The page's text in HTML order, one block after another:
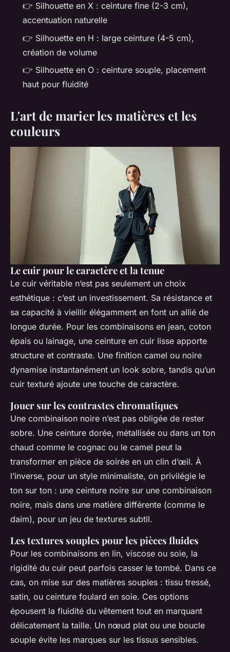
👉 Silhouette en X : ceinture fine (2-3 cm),
accentuation naturelle
👉 Silhouette en H : large ceinture (4-5 cm),
création de volume
👉 Silhouette en O : ceinture souple, placement
haut pour fluidité
L'art de marier les matières et les
couleurs
Le cuir pour le caractère et la tenue
Le cuir véritable n’est pas seulement un choix
esthétique : c’est un investissement. Sa résistance et
sa capacité à vieillir élégamment en font un allié de
longue durée. Pour les combinaisons en jean, coton
épais ou lainage, une ceinture en cuir lisse apporte
structure et contraste. Une finition camel ou noire
dynamise instantanément un look sobre, tandis qu’un
cuir texturé ajoute une touche de caractère.
Jouer sur les contrastes chromatiques
Une combinaison noire n’est pas obligée de rester
sobre. Une ceinture dorée, métallisée ou dans un ton
chaud comme le cognac ou le camel peut la
transformer en pièce de soirée en un clin d’œil. À
l’inverse, pour un style minimaliste, on privilégie le
ton sur ton : une ceinture noire sur une combinaison
noire, mais dans une matière différente (comme le
daim), pour un jeu de textures subtil.
Les textures souples pour les pièces fluides
Pour les combinaisons en lin, viscose ou soie, la
rigidité du cuir peut parfois casser le tombé. Dans ce
cas, on mise sur des matières souples : tissu tressé,
satin, ou ceinture foulard en soie. Ces options
épousent la fluidité du vêtement tout en marquant
délicatement la taille. Un nœud plat ou une boucle
souple évite les marques sur les tissus sensibles.